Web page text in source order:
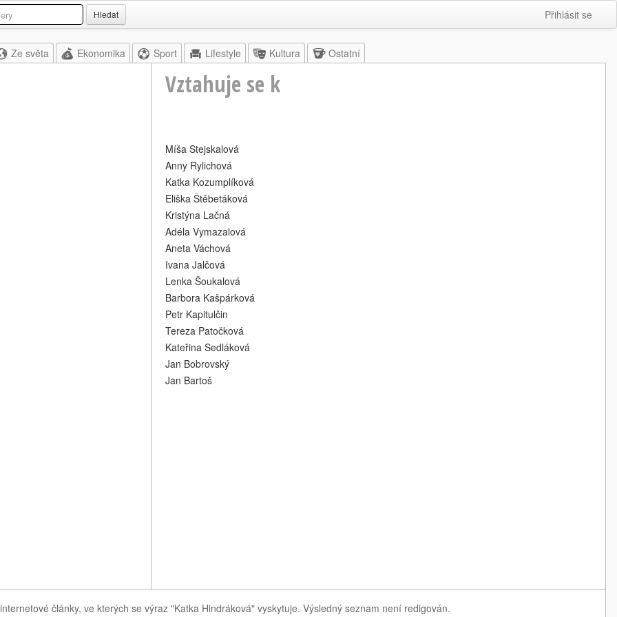
Hledat Přihlásit se
Ze světa Ekonomika Sport Lifestyle Kultura Ostatní
Vztahuje se k
Míša Stejskalová
Anny Rylichová
Katka Kozumplíková
Eliška Štěbetáková
Kristýna Lačná
Adéla Vymazalová
Aneta Váchová
Ivana Jalčová
Lenka Šoukalová
Barbora Kašpárková
Petr Kapitulčin
Tereza Patočková
Kateřina Sedláková
Jan Bobrovský
Jan Bartoš
články, ve kterých se výraz "Katka Hindráková" vyskytuje. Výsledný seznam není redigován.